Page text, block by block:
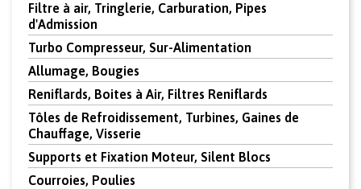
Filtre à air, Tringlerie, Carburation, Pipes
d'Admission
Turbo Compresseur, Sur-Alimentation
Allumage, Bougies
Reniflards, Boites à Air, Filtres Reniflards
Tôles de Refroidissement, Turbines, Gaines de
Chauffage, Visserie
Supports et Fixation Moteur, Silent Blocs
Courroies, Poulies